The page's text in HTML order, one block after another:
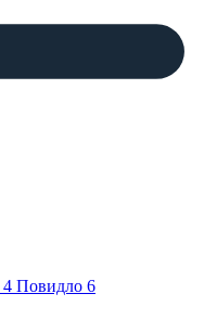
4 Повидло 6